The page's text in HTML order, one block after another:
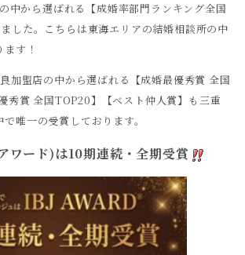
中から選ばれる【成婚率部門ランキング全国
した。こちらは東海エリアの結婚相談所の中
す！
加盟店の中から選ばれる【成婚最優秀賞 全国
秀賞 全国TOP20】【ベスト仲人賞】も三重
唯一の受賞しております。
ワード)は10期連続・全期受賞